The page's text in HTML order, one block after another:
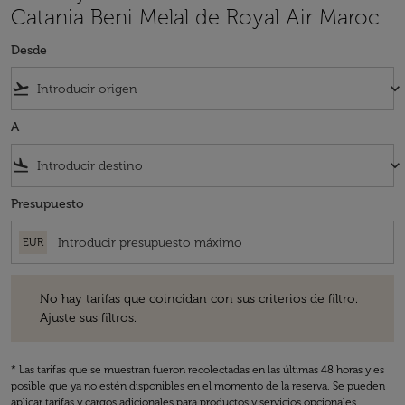
Catania Beni Melal de Royal Air Maroc
Desde
flight_takeoff keyboard_arrow_down
A
flight_land keyboard_arrow_down
Presupuesto
EUR
No hay tarifas que coincidan con sus criterios de filtro.
Ajuste sus filtros.
* Las tarifas que se muestran fueron recolectadas en las últimas 48 horas y es
posible que ya no estén disponibles en el momento de la reserva. Se pueden
aplicar tarifas y cargos adicionales para productos y servicios opcionales.